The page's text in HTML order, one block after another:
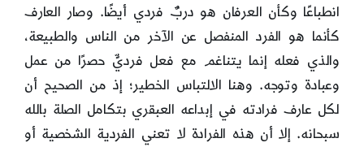
انطباعًا وكأن العرفان هو دربٌ فردي أيضًا. وصار العارف
كأنما هو الفرد المنفصل عن الآخر من الناس والطبيعة،
والذي فعله إنما يتناغم مع فعل فرديٍّ حصرًا من عمل
وعبادة وتوجه. وهنا الالتباس الخطير؛ إذ من الصحيح أن
لكل عارف فرادته في إبداعه العبقري بتكامل الصلة بالله
سبحانه. إلا أن هذه الفرادة لا تعني الفردية الشخصية أو